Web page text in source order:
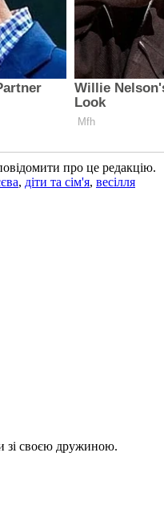
про це редакцію.
, діти та сім'я, весілля
зі своєю дружиною.